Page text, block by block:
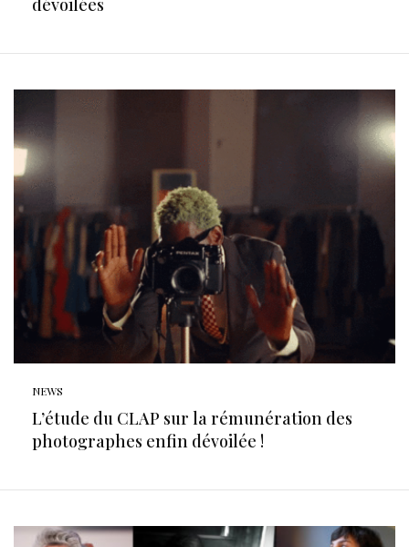
dévoilées
NEWS
L’étude du CLAP sur la rémunération des
photographes enfin dévoilée !